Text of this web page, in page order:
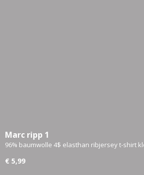
Marc ripp 1
96% baumwolle 4$ elasthan ribjersey t-shirt
€ 5,99